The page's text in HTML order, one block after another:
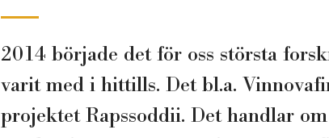
2014 började det för oss största
varit med i hittills. Det bl.a.
projektet Rapssoddii. Det handlar